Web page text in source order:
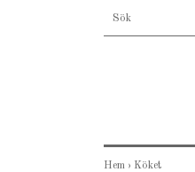
Hem › Köket